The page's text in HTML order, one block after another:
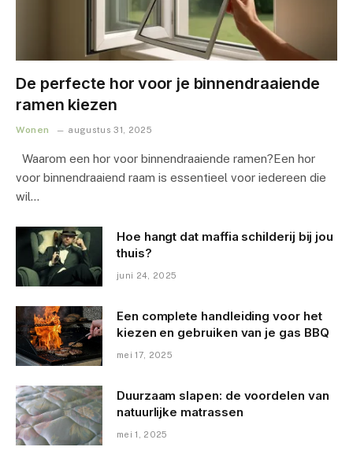
De perfecte hor voor je binnendraaiende
ramen kiezen
Wonen augustus 31, 2025
Waarom een hor voor binnendraaiende ramen?Een hor
voor binnendraaiend raam is essentieel voor iedereen die
wil…
Hoe hangt dat maffia schilderij bij jou
thuis?
juni 24, 2025
Een complete handleiding voor het
kiezen en gebruiken van je gas BBQ
mei 17, 2025
Duurzaam slapen: de voordelen van
natuurlijke matrassen
mei 1, 2025